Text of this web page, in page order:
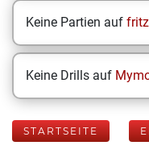
Keine Partien auf
Keine Drills auf
STARTSEITE